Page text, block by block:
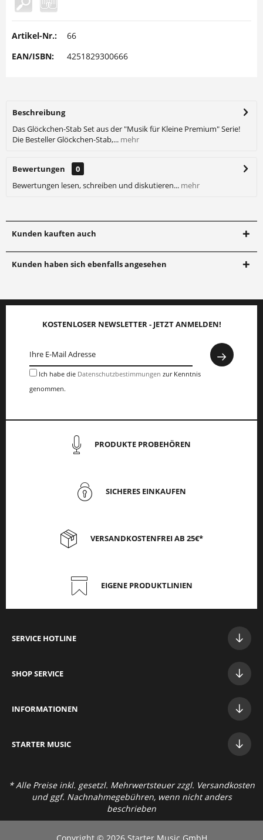
Artikel-Nr.:
66
EAN/ISBN:
4251829300666
Beschreibung
Das Glöckchen-Stab Set aus der "Musik für Kleine Premium" Serie!
Die Besteller Glöckchen-Stab,... mehr
Bewertungen
0
Bewertungen lesen, schreiben und diskutieren... mehr
Kunden kauften auch
Kunden haben sich ebenfalls angesehen
KOSTENLOSER NEWSLETTER - JETZT ANMELDEN!
Ich habe die Datenschutzbestimmungen zur Kenntnis
genommen.
PRODUKTE PROBEHÖREN
SICHERES EINKAUFEN
VERSANDKOSTENFREI AB 25€*
EIGENE PRODUKTLINIEN
SERVICE HOTLINE
SHOP SERVICE
INFORMATIONEN
STARTER MUSIC
* Alle Preise inkl. gesetzl. Mehrwertsteuer zzgl. Versandkosten
und ggf. Nachnahmegebühren, wenn nicht anders
beschrieben